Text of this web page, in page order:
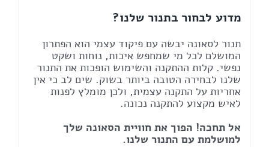
מדוע לבחור בתנור שלנו?
תנור לסאונה יבשה עם פיקוד עצמי הוא הפתרון
המושלם לכל מי שמחפש איכות, נוחות ושקט
נפשי. קלות ההתקנה והשימוש הופכות את התנור
שלנו לבחירה הטובה ביותר בשוק. שים לב כי אין
אחריות על התקנה עצמית, ולכן מומלץ לפנות
לאיש מקצוע להתקנה נכונה.
אל תחכה! הפוך את חוויית הסאונה שלך
למושלמת עם התנור שלנו.